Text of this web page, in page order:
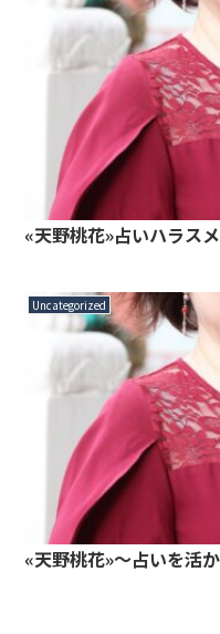
«天野桃花»占いハラス
Uncategorized
«天野桃花»～占いを活